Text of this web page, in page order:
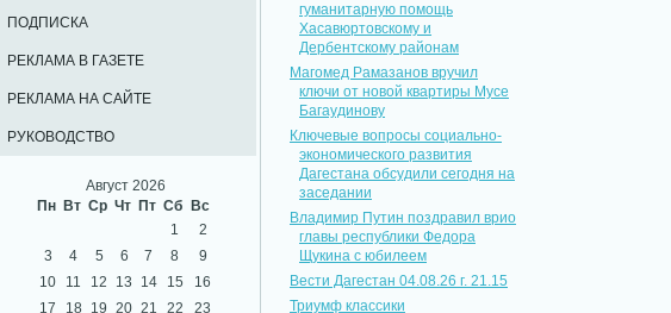
ПОДПИСКА
РЕКЛАМА В ГАЗЕТЕ
РЕКЛАМА НА САЙТЕ
РУКОВОДСТВО
Август 2026
Пн Вт Ср Чт Пт Сб
Вс
1
2
3
4 5 6 7 8
9
10
11 12 13 14 15
16
17
18 19 20 21 22
23
гуманитарную помощь
Хасавюртовскому и
Дербентскому районам
Магомед Рамазанов вручил
ключи от новой квартиры Мусе
Багаудинову
Ключевые вопросы социально-
экономического развития
Дагестана обсудили сегодня на
заседании
Владимир Путин поздравил врио
главы республики Федора
Щукина с юбилеем
Вести Дагестан 04.08.26 г. 21.15
Триумф классики